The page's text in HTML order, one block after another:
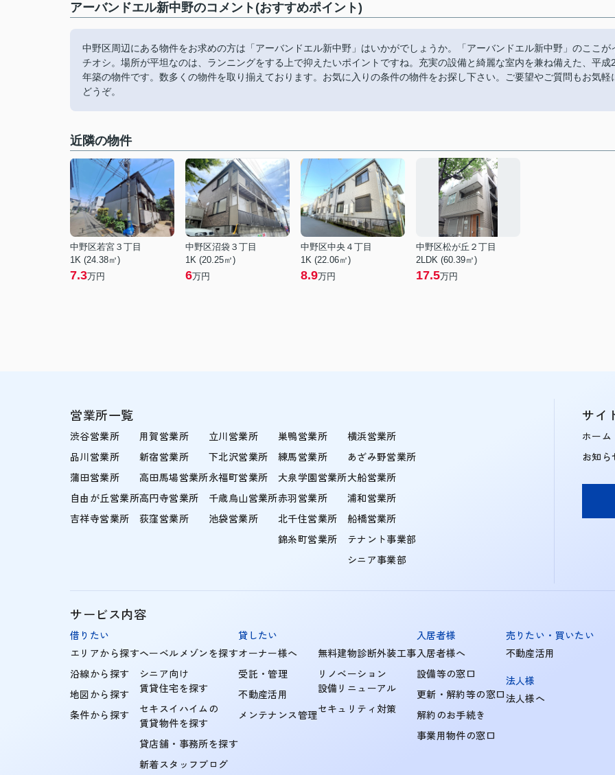
アーバンドエル新中野のコメント(おすすめポイント)
中野区周辺にある物件をお求めの方は「アーバンドエル新中野」はいかがでしょうか。「アーバンドエル新中野」のここが
チオシ。場所が平坦なのは、ランニングをする上で抑えたいポイントですね。充実の設備と綺麗な室内を兼ね備えた、平成
年築の物件です。数多くの物件を取り揃えております。お気に入りの条件の物件をお探し下さい。ご要望やご質問もお気軽
どうぞ。
近隣の物件
中野区若宮３丁目
1K (24.38㎡)
7.3万円
中野区沼袋３丁目
1K (20.25㎡)
6万円
中野区中央４丁目
1K (22.06㎡)
8.9万円
中野区松が丘２丁目
2LDK (60.39㎡)
17.5万円
営業所一覧
渋谷営業所
品川営業所
蒲田営業所
自由が丘営業所
吉祥寺営業所
用賀営業所
新宿営業所
高田馬場営業所
高円寺営業所
荻窪営業所
立川営業所
下北沢営業所
永福町営業所
千歳烏山営業所
池袋営業所
巣鴨営業所
練馬営業所
大泉学園営業所
赤羽営業所
北千住営業所
錦糸町営業所
横浜営業所
あざみ野営業所
大船営業所
浦和営業所
船橋営業所
テナント事業部
シニア事業部
サイ
ホーム
お知ら
サービス内容
借りたい
エリアから探す
沿線から探す
地図から探す
条件から探す
ヘーベルメゾンを探す
シニア向け
賃貸住宅を探す
セキスイハイムの
賃貸物件を探す
貸店舗・事務所を探す
新着スタッフブログ
貸したい
オーナー様へ
受託・管理
不動産活用
メンテナンス管理
無料建物診断外装工事
リノベーション
設備リニューアル
セキュリティ対策
入居者様
入居者様へ
設備等の窓口
更新・解約等の窓口
解約のお手続き
事業用物件の窓口
売りたい・買いたい
不動産活用
法人様
法人様へ